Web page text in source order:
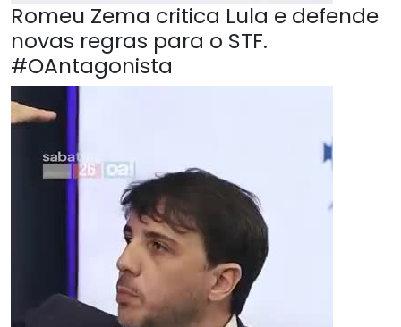
Romeu Zema critica Lula e defende
novas regras para o STF.
#OAntagonista